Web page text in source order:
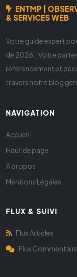
ENTMP |
& SERVICES WEB
Votre guide expert
de 2026.. Votre
référencement et
travers notre blog
NAVIGATION
Accueil
Haut de page
A propos
Mentions Légales
FLUX & SUIVI
Flux Articles
Flux